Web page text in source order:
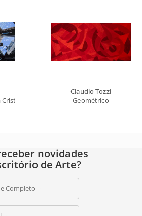
Claudio Tozzi
Geométrico
novidades
de Arte?
Completo